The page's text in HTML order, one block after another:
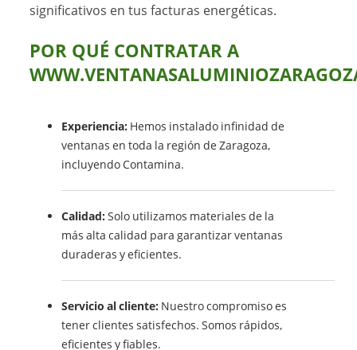
significativos en tus facturas energéticas.
POR QUÉ CONTRATAR A
Experiencia: Hemos instalado infinidad de
ventanas en toda la región de Zaragoza,
incluyendo Contamina.
Calidad: Solo utilizamos materiales de la
más alta calidad para garantizar ventanas
duraderas y eficientes.
Servicio al cliente: Nuestro compromiso es
tener clientes satisfechos. Somos rápidos,
eficientes y fiables.